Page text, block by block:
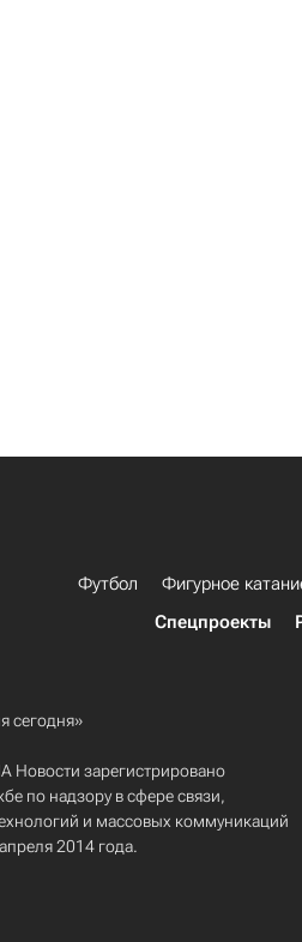
Футбол Фигурное
Спецпроекты
сегодня»
Новости зарегистрировано
по надзору в сфере связи,
и массовых коммуникаций
2014 года.